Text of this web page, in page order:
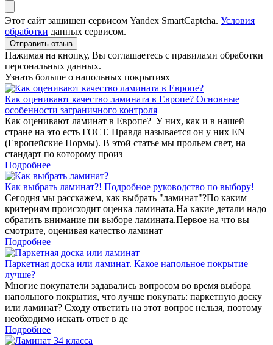
Этот сайт защищен сервисом Yandex SmartCaptcha. Условия
обработки данных сервисом.
Отправить отзыв
Нажимая на кнопку, Вы соглашаетесь с правилами обработки
персональных данных.
Узнать больше о напольных покрытиях
Как оценивают качество ламината в Европе? Основные
особенности заграничного контроля
Как оценивают ламинат в Европе? У них, как и в нашей
стране на это есть ГОСТ. Правда называется он у них EN
(Европейские Нормы). В этой статье мы прольем свет, на
стандарт по которому произ
Подробнее
Как выбрать ламинат?! Подробное руководство по выбору!
Сегодня мы расскажем, как выбрать "ламинат"?По каким
критериям происходит оценка ламината.На какие детали надо
обратить внимание пи выборе ламината.Первое на что вы
смотрите, оценивая качество ламинат
Подробнее
Паркетная доска или ламинат. Какое напольное покрытие
лучше?
Многие покупатели задавались вопросом во время выбора
напольного покрытия, что лучше покупать: паркетную доску
или ламинат? Сходу ответить на этот вопрос нельзя, поэтому
необходимо искать ответ в де
Подробнее